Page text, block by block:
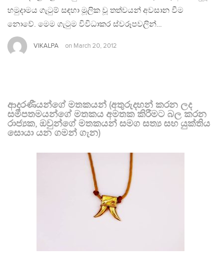
හමුදාමය ගැටුම් සඳහා මූලික වූ තත්වයන් අවසාන වීම
නොවේ. මෙම ගැටුම විවිධාකර ස්වරූපවලින්…
VIKALPA on March 20, 2012
ආදරණීයන්ගේ මතකයන් (අතුරුදහන් කරන ලද
සමීපතමයන්ගේ මතකය අමතක කිරීමට බල කරන
රාජ්‍යක, ඔවුන්ගේ මතකයන් සමග සත්‍ය සහ යුක්තිය
සොයා යන ගමන් ගැන)